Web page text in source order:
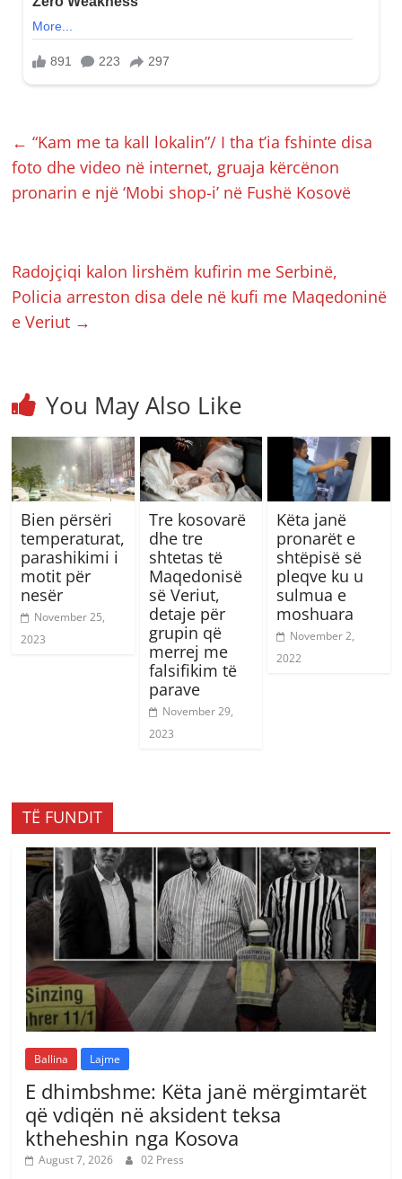
← “Kam me ta kall lokalin”/ I tha t’ia fshinte disa
foto dhe video në internet, gruaja kërcënon
pronarin e një ‘Mobi shop-i’ në Fushë Kosovë
Radojçiqi kalon lirshëm kufirin me Serbinë,
Policia arreston disa dele në kufi me Maqedoninë
e Veriut →
You May Also Like
Bien përsëri
temperaturat,
parashikimi i
motit për
nesër
November 25,
2023
Tre kosovarë
dhe tre
shtetas të
Maqedonisë
së Veriut,
detaje për
grupin që
merrej me
falsifikim të
parave
November 29,
2023
Këta janë
pronarët e
shtëpisë së
pleqve ku u
sulmua e
moshuara
November 2,
2022
TË FUNDIT
Ballina Lajme
E dhimbshme: Këta janë mërgimtarët
që vdiqën në aksident teksa
ktheheshin nga Kosova
August 7, 2026 02 Press